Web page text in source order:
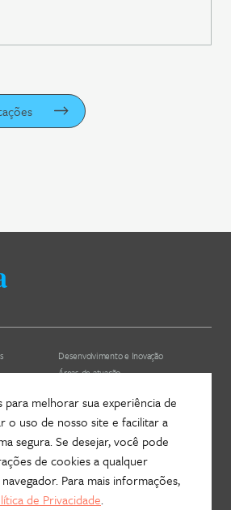
Desenvolvimento e Inovação
Áreas de atuação
Contato
Newsletter
para melhorar sua experiência de
o uso de nosso site e facilitar a
segura. Se desejar, você pode
de cookies a qualquer
Para mais informações,
de Privacidade.